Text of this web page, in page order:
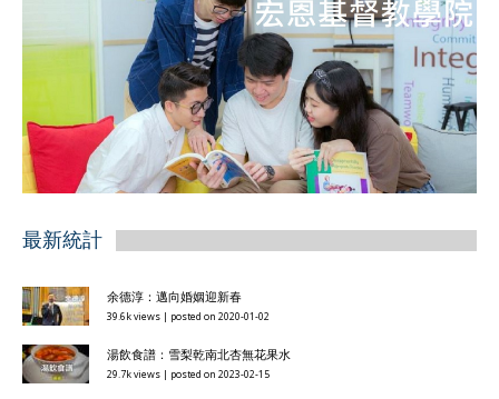
最新統計
余德淳：邁向婚姻迎新春
39.6k views | posted on 2020-01-02
湯飲食譜：雪梨乾南北杏無花果水
29.7k views | posted on 2023-02-15